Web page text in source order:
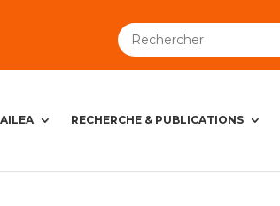
AILEA RECHERCHE & PUBLICATIONS